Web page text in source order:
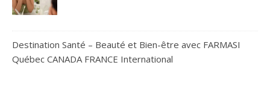
Destination Santé – Beauté et Bien-être avec FARMASI
Québec CANADA FRANCE International